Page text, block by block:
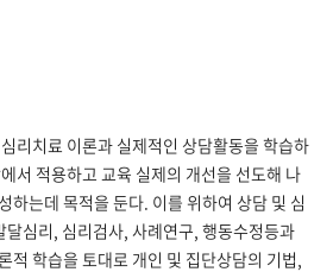
리치료 이론과 실제적인 상담활동을 학습하
서 적용하고 교육 실제의 개선을 선도해 나
하는데 목적을 둔다. 이를 위하여 상담 및 심
달심리, 심리검사, 사례연구, 행동수정등과
적 학습을 토대로 개인 및 집단상담의 기법,